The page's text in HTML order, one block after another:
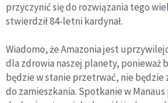
przyczynić się do rozwiązania tego
stwierdził 84-letni kardynał.
Wiadomo, że Amazonia jest
dla zdrowia naszej planety, ponieważ
będzie w stanie przetrwać, nie będzie
do zamieszkania. Spotkanie w